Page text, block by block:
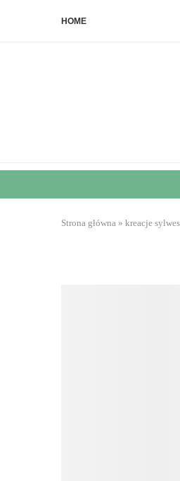
HOME
Strona główna » kreacje